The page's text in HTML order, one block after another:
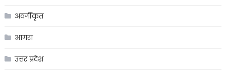
अवर्गीकृत
आगरा
उत्तर प्रदेश